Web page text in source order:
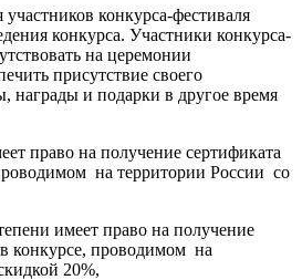
конкурса-фестиваля
конкурса. Участники конкурса-
на церемонии
присутствие своего
награды и подарки в другое время
право на получение сертификата
на территории России со
имеет право на получение
конкурсе, проводимом на
20%,